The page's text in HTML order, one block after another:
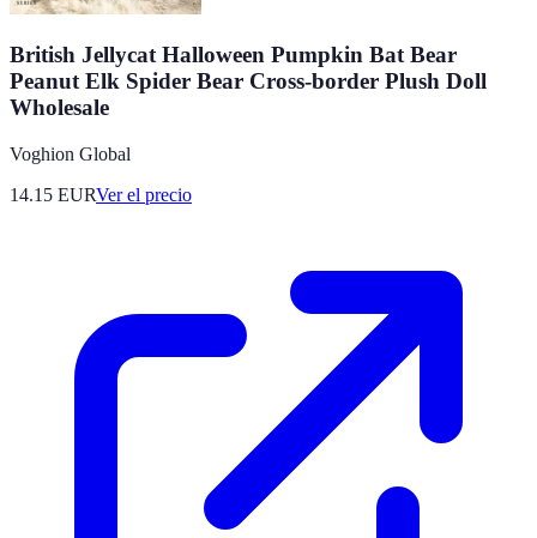
British Jellycat Halloween Pumpkin Bat Bear
Peanut Elk Spider Bear Cross-border Plush Doll
Wholesale
Voghion Global
14.15 EURVer el precio